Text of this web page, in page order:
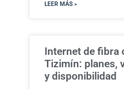
LEER MÁS »
Internet de fibra
Tizimín: planes,
y disponibilidad